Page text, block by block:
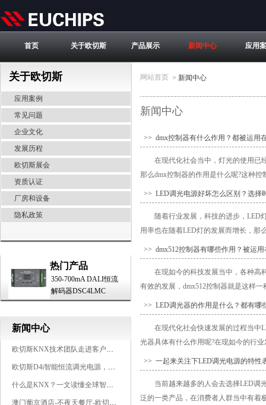
首页 关于欧切斯 产品展示 新闻中心 应用
关于欧切斯
应用案例
常见问题
企业文化
发展历程
欧切斯展会
资质认证
厂房和设备
隐私政策
热门产品
350-700mA DALI恒流
解码器DSC4LMC
新闻中心
欧切斯KNX技术团队走进客户企业，为智能照明项目提供专业技术支持
欧切斯D4i智能恒流调光电源，引领未来照明生态
什么是KNX？一文读懂全球智能建筑控制标准
澳门葡京酒店-不夜天餐厅-欧切斯KNX智能控制系统打造高端智慧空间
网站首页 > 新闻中心
新闻中心
>> dmx控制器有什么作用？都被运用
在现代化社会当中，灯光的使用已
那么dmx控制器的作用是什么呢?这种
>> LED调光电源好坏怎么区别？选择
随着行业发展，科技的进步，LED
用率也在随着LED灯的发展而增长，那
>> dmx512控制器有哪些作用？被运
在现如今的科技发展当中，各种高
有效的发展，dmx512控制器就是这样
>> LED调光器的作用是什么？都有哪
在现代化社会快速发展的过程当中
光器具体有什么作用呢?在现如今的行
>> 一起来关注下LED调光电源的特性
当前越来越多的人会去选择LED调
泛的一类产品，在消费者人群当中有着